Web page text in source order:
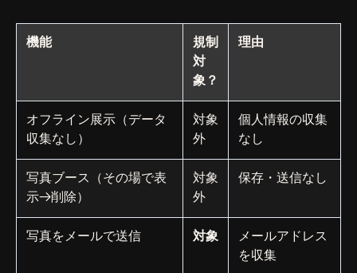
機能
規制
対
象？
理由
オフライン展示（データ
収集なし）
対象
外
個人情報の収集
なし
写真ブース（その場で表
示→削除）
対象
外
保存・送信なし
写真をメールで送信 対象
メールアドレス
を収集